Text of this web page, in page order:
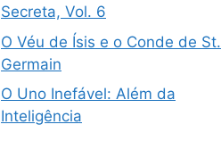
Secreta, Vol. 6
O Véu de Ísis e o Conde de St.
Germain
O Uno Inefável: Além da
Inteligência